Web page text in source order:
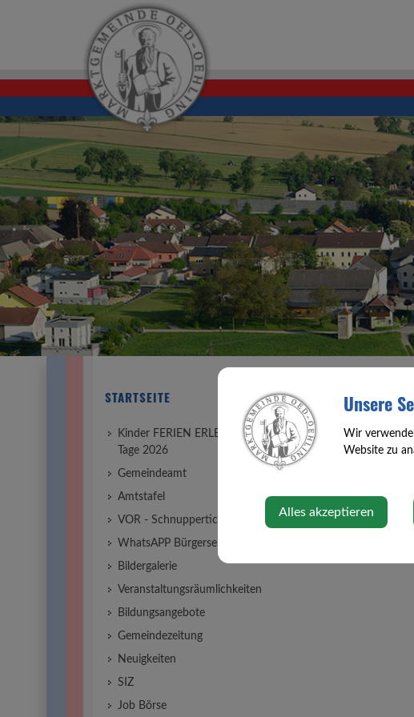
Frühshoppen FF
Sonntag, 17. Mai 2026
STARTSEITE
Kinder FERIEN ERLEBNIS
Tage 2026
Gemeindeamt
Amtstafel
VOR - Schnupperticket
WhatsAPP Bürgerservice
Bildergalerie
Veranstaltungsräumlichkeiten
Bildungsangebote
Gemeindezeitung
Neuigkeiten
SIZ
Job Börse
Unsere
Wir
Website zu
Alles akzeptieren